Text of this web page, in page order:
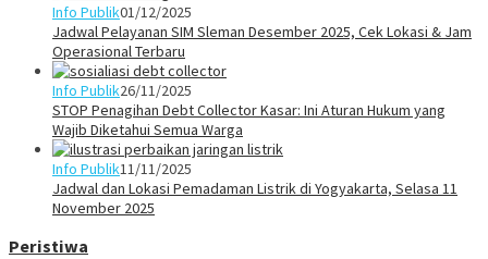
Info Publik01/12/2025
Jadwal Pelayanan SIM Sleman Desember 2025, Cek Lokasi & Jam
Operasional Terbaru
Info Publik26/11/2025
STOP Penagihan Debt Collector Kasar: Ini Aturan Hukum yang
Wajib Diketahui Semua Warga
Info Publik11/11/2025
Jadwal dan Lokasi Pemadaman Listrik di Yogyakarta, Selasa 11
November 2025
Peristiwa